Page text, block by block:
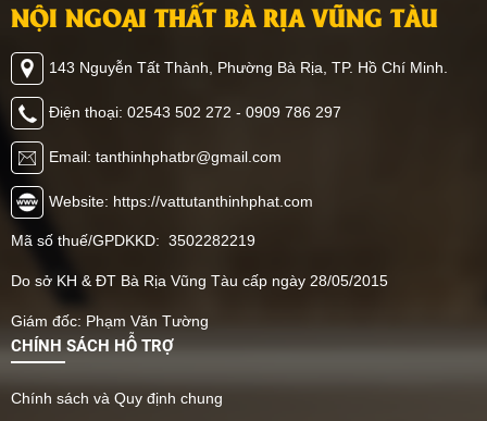
hướng mới trong trang trí
nội thất. Cùng Tân Thịnh
Phát khám phá những
đặc điểm nổi bật của sản
phẩm này nhé!
nhựa như tấm nhựa Eco,
hay tấm nhựa giả gỗ lót
rộng rãi trong các công
xưởng và kho hàng. Điểm
không mối mọt và dễ lau
NỘI NGOẠI THẤT BÀ RỊA VŨNG TÀU
143 Nguyễn Tất Thành, Phường Bà Rịa, TP. Hồ Chí Minh.
Điện thoại: 02543 502 272 - 0909 786 297
Email: tanthinhphatbr@gmail.com
Website: https://vattutanthinhphat.com
Mã số thuế/GPDKKD: 3502282219
Do sở KH & ĐT Bà Rịa Vũng Tàu cấp ngày 28/05/2015
Giám đốc: Phạm Văn Tường
CHÍNH SÁCH HỖ TRỢ
Chính sách và Quy định chung